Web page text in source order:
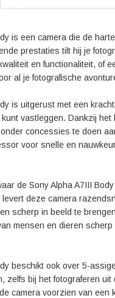
is een camera die de
prestaties tilt hij je
en functionaliteit, of
al je fotografische
is uitgerust met een
vastleggen. Dankzij
concessies te doen
voor snelle en
de Sony Alpha A7III
deze camera
scherp in beeld te
mensen en dieren
beschikt ook over 5-
zelfs bij het fotograferen
camera voorzien van